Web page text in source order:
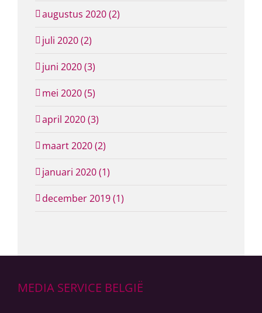
augustus 2020 (2)
juli 2020 (2)
juni 2020 (3)
mei 2020 (5)
april 2020 (3)
maart 2020 (2)
januari 2020 (1)
december 2019 (1)
MEDIA SERVICE BELGIË